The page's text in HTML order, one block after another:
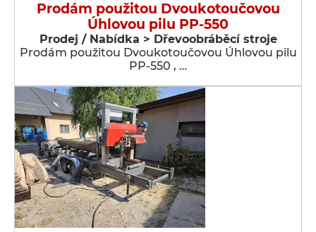
Prodám použitou Dvoukotoučovou
Úhlovou pilu PP-550
Prodej / Nabídka > Dřevoobráběcí stroje
Prodám použitou Dvoukotoučovou Úhlovou pilu
PP-550 , …